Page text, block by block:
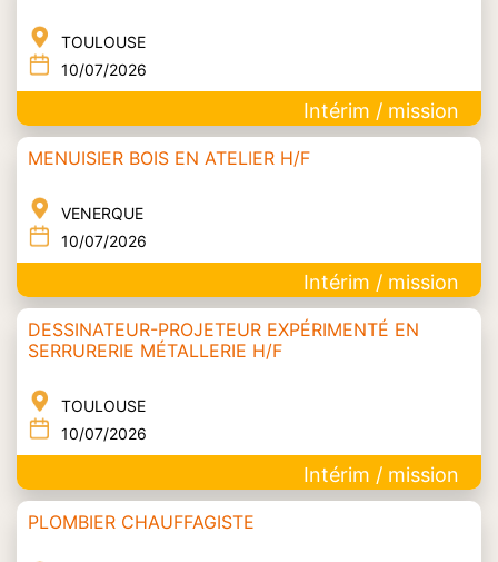
TOULOUSE
10/07/2026
Intérim / mission
MENUISIER BOIS EN ATELIER H/F
VENERQUE
10/07/2026
Intérim / mission
DESSINATEUR-PROJETEUR EXPÉRIMENTÉ EN
SERRURERIE MÉTALLERIE H/F
TOULOUSE
10/07/2026
Intérim / mission
PLOMBIER CHAUFFAGISTE